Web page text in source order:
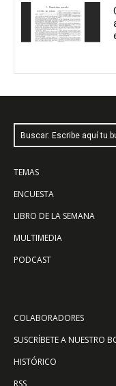
Buscar: Escribe aquí tu
TEMAS
ENCUESTA
LIBRO DE LA SEMANA
MULTIMEDIA
PODCAST
COLABORADORES
SUSCRÍBETE A NUESTRO
HISTÓRICO
RSS